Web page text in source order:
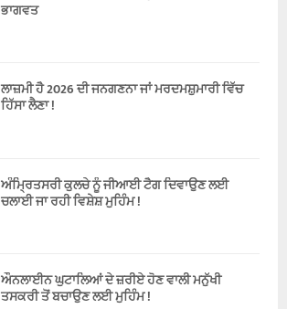
ਭਾਗਵਤ
ਲਾਜ਼ਮੀ ਹੈ 2026 ਦੀ ਜਨਗਣਨਾ ਜਾਂ ਮਰਦਮਸ਼ੁਮਾਰੀ ਵਿੱਚ
ਹਿੱਸਾ ਲੈਣਾ !
ਅੰਮ੍ਰਿਤਸਰੀ ਕੁਲਚੇ ਨੂੰ ਜੀਆਈ ਟੈਗ ਦਿਵਾਉਣ ਲਈ
ਚਲਾਈ ਜਾ ਰਹੀ ਵਿਸ਼ੇਸ਼ ਮੁਹਿੰਮ !
ਔਨਲਾਈਨ ਘੁਟਾਲਿਆਂ ਦੇ ਜ਼ਰੀਏ ਹੋਣ ਵਾਲੀ ਮਨੁੱਖੀ
ਤਸਕਰੀ ਤੋਂ ਬਚਾਉਣ ਲਈ ਮੁਹਿੰਮ !